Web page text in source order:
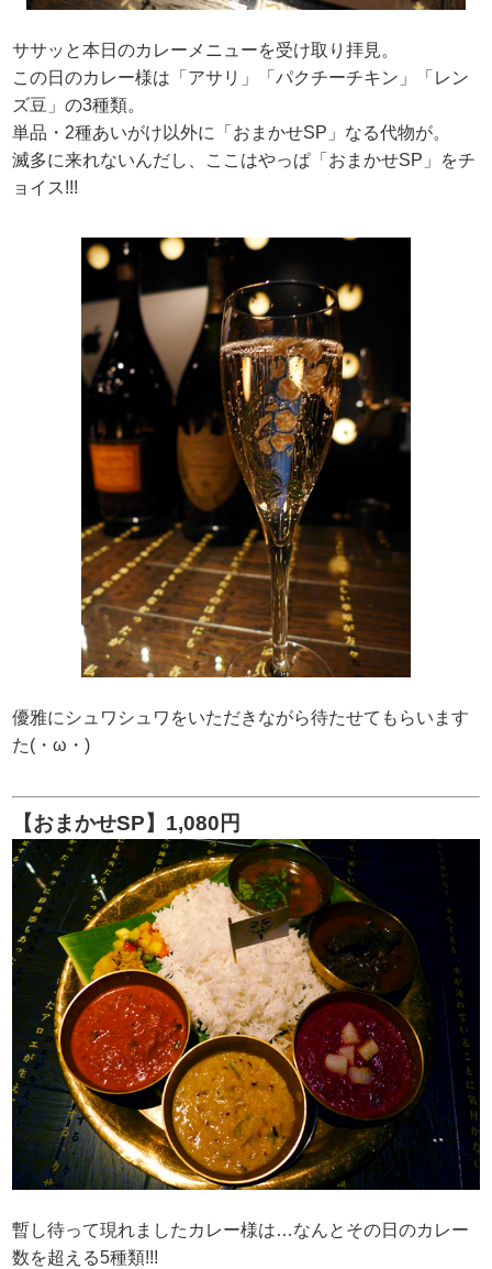
ササッと本日のカレーメニューを受け取り拝見。
この日のカレー様は「アサリ」「パクチーチキン」「レン
ズ豆」の3種類。
単品・2種あいがけ以外に「おまかせSP」なる代物が。
滅多に来れないんだし、ここはやっぱ「おまかせSP」をチ
ョイス!!!
優雅にシュワシュワをいただきながら待たせてもらいます
た(・ω・)
【おまかせSP】1,080円
暫し待って現れましたカレー様は…なんとその日のカレー
数を超える5種類!!!